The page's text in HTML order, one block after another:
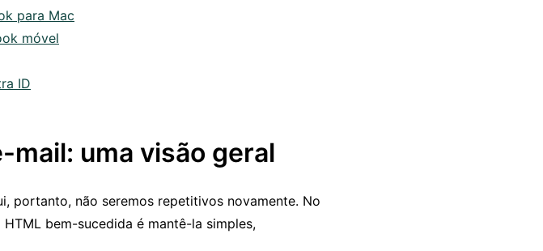
para Mac
móvel
ID
mail: uma visão geral
portanto, não seremos repetitivos novamente. No
bem-sucedida é mantê-la simples,